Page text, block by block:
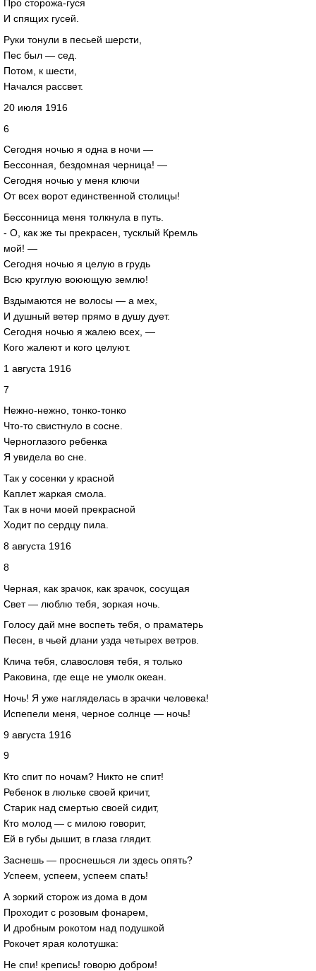
Про сторожа-гуся
И спящих гусей.
Руки тонули в песьей шерсти,
Пес был — сед.
Потом, к шести,
Начался рассвет.
20 июля 1916
6
Сегодня ночью я одна в ночи —
Бессонная, бездомная черница! —
Сегодня ночью у меня ключи
От всех ворот единственной столицы!
Бессонница меня толкнула в путь.
- О, как же ты прекрасен, тусклый Кремль
мой! —
Сегодня ночью я целую в грудь
Всю круглую воюющую землю!
Вздымаются не волосы — а мех,
И душный ветер прямо в душу дует.
Сегодня ночью я жалею всех, —
Кого жалеют и кого целуют.
1 августа 1916
7
Нежно-нежно, тонко-тонко
Что-то свистнуло в сосне.
Черноглазого ребенка
Я увидела во сне.
Так у сосенки у красной
Каплет жаркая смола.
Так в ночи моей прекрасной
Ходит пo сердцу пила.
8 августа 1916
8
Черная, как зрачок, как зрачок, сосущая
Свет — люблю тебя, зоркая ночь.
Голосу дай мне воспеть тебя, о праматерь
Песен, в чьей длани узда четырех ветров.
Клича тебя, славословя тебя, я только
Раковина, где еще не умолк океан.
Ночь! Я уже нагляделась в зрачки человека!
Испепели меня, черное солнце — ночь!
9 августа 1916
9
Кто спит по ночам? Никто не спит!
Ребенок в люльке своей кричит,
Старик над смертью своей сидит,
Кто молод — с милою говорит,
Ей в губы дышит, в глаза глядит.
Заснешь — проснешься ли здесь опять?
Успеем, успеем, успеем спать!
А зоркий сторож из дома в дом
Проходит с розовым фонарем,
И дробным рокотом над подушкой
Рокочет ярая колотушка:
Не спи! крепись! говорю добром!